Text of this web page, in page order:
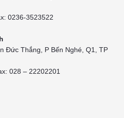
0236-3523522
Đức Thắng, P Bến Nghé, Q1, TP
028 – 22202201